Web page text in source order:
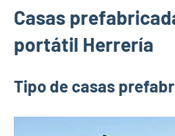
Casas
portátil Herrería
Tipo de casas